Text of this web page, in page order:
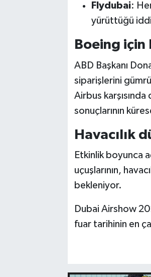
Flydubai:
yürüttüğü
Boeing için
ABD Başkanı
siparişlerini
Airbus
sonuçlarının
Havacılık
Etkinlik boyunca
uçuşlarının,
bekleniyor.
Dubai Airshow
fuar tarihinin en